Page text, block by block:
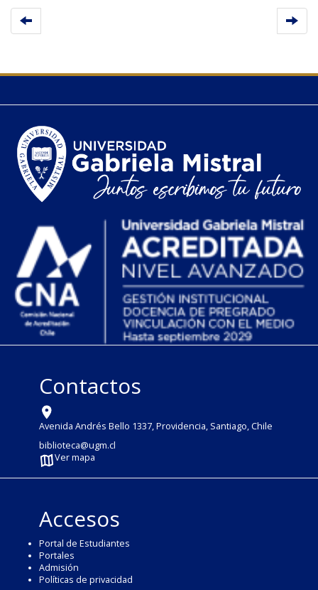
Contactos
Avenida Andrés Bello 1337, Providencia, Santiago, Chile
biblioteca@ugm.cl
Ver mapa
Accesos
Portal de Estudiantes
Portales
Admisión
Políticas de privacidad